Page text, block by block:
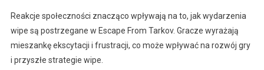
Reakcje społeczności znacząco wpływają na to, jak wydarzenia
wipe są postrzegane w Escape From Tarkov. Gracze wyrażają
mieszankę ekscytacji i frustracji, co może wpływać na rozwój gry
i przyszłe strategie wipe.